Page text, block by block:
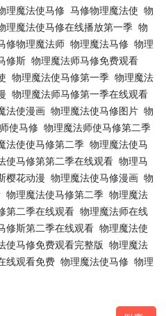
理魔法使马修 马修物理魔法使 物
理魔法使马修在线播放第一季 物
修物理魔法师 物理魔法马修 物理
修斯 物理魔法师马修免费观看
物理魔法使马修第一季 物理魔法
物理魔法师马修第一季在线观看
法使漫画 物理魔法使马修图片 物
使马修 物理魔法师使马修第二季
法使使马修第二季 物理魔法使马
使马修第第二季在线观看 物理马
樱花动漫 物理魔法使马修漫画 物
物理魔法使马修第二季 物理魔法
第二季在线观看 物理魔法师在线
修斯第二季在线观看 物理魔法使
使马修免费观看完整版 物理魔法
线观看免费 物理魔法使马修 物理